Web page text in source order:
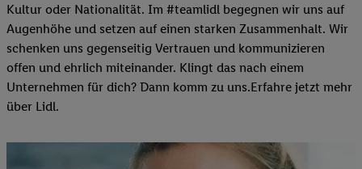
Kultur oder Nationalität. Im #teamlidl begegnen wir uns auf
Augenhöhe und setzen auf einen starken Zusammenhalt. Wir
schenken uns gegenseitig Vertrauen und kommunizieren
offen und ehrlich miteinander. Klingt das nach einem
Unternehmen für dich? Dann komm zu uns.​Erfahre jetzt mehr
über Lidl.